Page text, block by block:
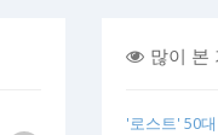
많이 본
'로스트' 50